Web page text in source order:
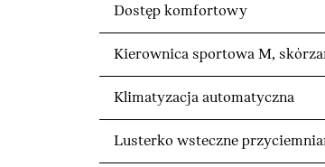
Dostęp komfortowy
Kierownica sportowa M,
Klimatyzacja automatyczna
Lusterko wsteczne